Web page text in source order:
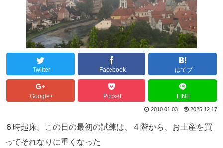
Twitter Facebook はてブ
Google+ Pocket LINE
2010.01.03 2025.12.17
６時起床。この日の最初の試練は、４階から、お土産を買
ってそれなりに重くなった